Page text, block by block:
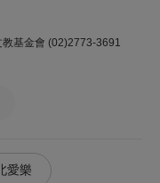
基金會 (02)2773-3691
愛樂